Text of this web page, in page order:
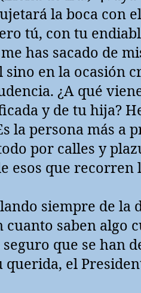
la boca con
tú, con tu
has sacado de
sino en la ocasión
¿A qué
y de tu hija?
la persona más a
por calles y
esos que recorren
siempre de la
cuanto saben algo
seguro que se han
querida, el